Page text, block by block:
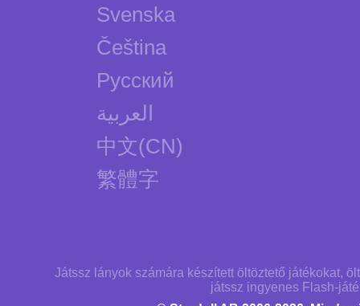
Svenska
Čeština
Русский
العربية
中文(CN)
繁體字
Játssz lányok számára készített öltöztető játékokat,
játssz ingyenes Flash-